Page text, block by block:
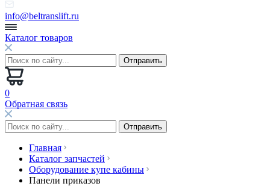
info@beltranslift.ru
Каталог товаров
0
Обратная связь
Главная
Каталог запчастей
Оборудование купе кабины
Панели приказов